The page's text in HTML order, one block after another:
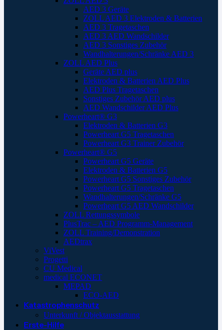
AED 3 Geräte
ZOLL AED 3 Elektroden & Batterien
AED 3 Tragetaschen
AED 3 AED Wandschilder
AED 3 Sonstiges Zubehör
Wandhalterungen/Schränke AED 3
ZOLL AED Plus
Geräte AED plus
Elektroden & Batterien AED Plus
AED Plus Tragetaschen
Sonstiges Zubehör AED plus
AED Wandschilder AED Plus
Powerheart® G3
Elektroden & Batterien G3
Powerheart G5 Tragetaschen
Powerheart G3 Trainer Zubehör
Powerheart® G5
Powerheart G5 Geräte
Elektroden & Batterien G5
Powerheart G5 Sonstiges Zubehör
Powerheart G5 Tragetaschen
Wandhalterungen/Schränke G5
Powerheart G5 AED Wandschilder
ZOLL Rettungssymbole
PlusTrac – AED Programm-Management
ZOLL Training/Demonstration
AEDtrax
ViVest
Progetti
CU Medical
medical ECONET
MEPAD
ECO-AED
Katastrophenschutz
Unterkunft / Objektausstattung
Erste-Hilfe